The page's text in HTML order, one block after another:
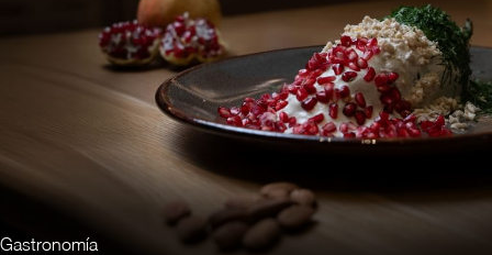
Gastronomía